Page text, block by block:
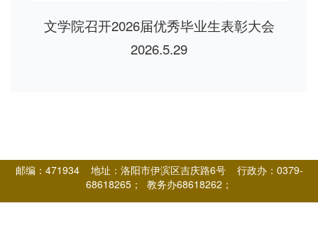
文学院召开2026届优秀毕业生表彰大会
2026.5.29
邮编：471934 地址：洛阳市伊滨区吉庆路6号 行政办：0379-
68618265； 教务办68618262；